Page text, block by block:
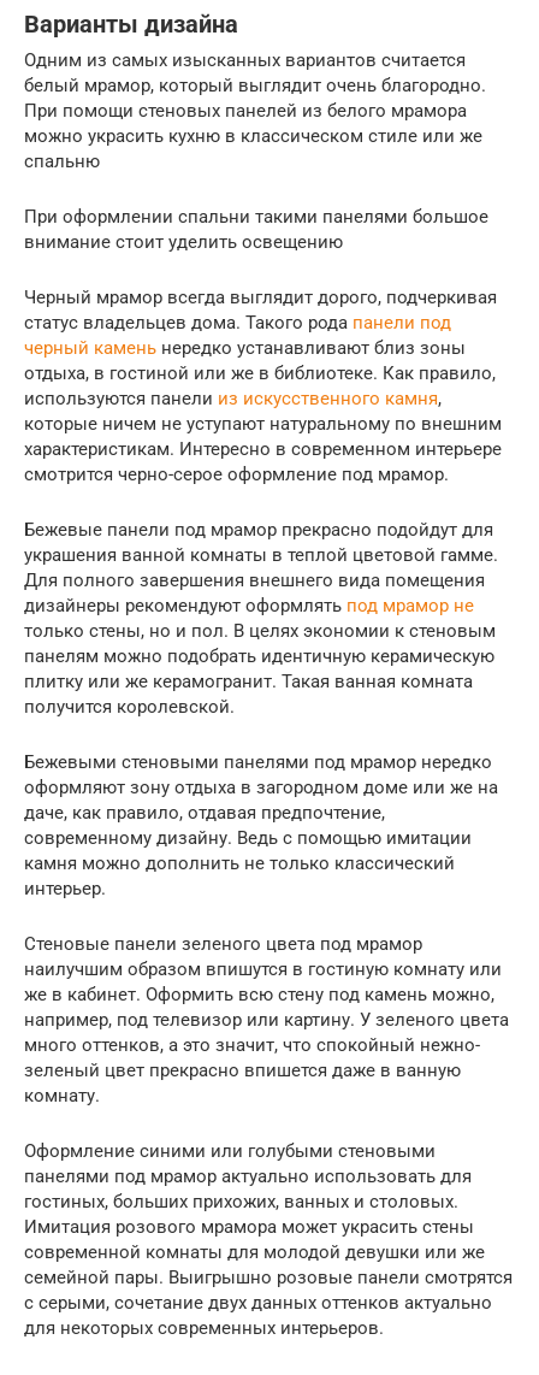
Варианты дизайна
Одним из самых изысканных вариантов считается
белый мрамор, который выглядит очень благородно.
При помощи стеновых панелей из белого мрамора
можно украсить кухню в классическом стиле или же
спальню
При оформлении спальни такими панелями большое
внимание стоит уделить освещению
Черный мрамор всегда выглядит дорого, подчеркивая
статус владельцев дома. Такого рода панели под
черный камень нередко устанавливают близ зоны
отдыха, в гостиной или же в библиотеке. Как правило,
используются панели из искусственного камня,
которые ничем не уступают натуральному по внешним
характеристикам. Интересно в современном интерьере
смотрится черно-серое оформление под мрамор.
Бежевые панели под мрамор прекрасно подойдут для
украшения ванной комнаты в теплой цветовой гамме.
Для полного завершения внешнего вида помещения
дизайнеры рекомендуют оформлять под мрамор не
только стены, но и пол. В целях экономии к стеновым
панелям можно подобрать идентичную керамическую
плитку или же керамогранит. Такая ванная комната
получится королевской.
Бежевыми стеновыми панелями под мрамор нередко
оформляют зону отдыха в загородном доме или же на
даче, как правило, отдавая предпочтение,
современному дизайну. Ведь с помощью имитации
камня можно дополнить не только классический
интерьер.
Стеновые панели зеленого цвета под мрамор
наилучшим образом впишутся в гостиную комнату или
же в кабинет. Оформить всю стену под камень можно,
например, под телевизор или картину. У зеленого цвета
много оттенков, а это значит, что спокойный нежно-
зеленый цвет прекрасно впишется даже в ванную
комнату.
Оформление синими или голубыми стеновыми
панелями под мрамор актуально использовать для
гостиных, больших прихожих, ванных и столовых.
Имитация розового мрамора может украсить стены
современной комнаты для молодой девушки или же
семейной пары. Выигрышно розовые панели смотрятся
с серыми, сочетание двух данных оттенков актуально
для некоторых современных интерьеров.